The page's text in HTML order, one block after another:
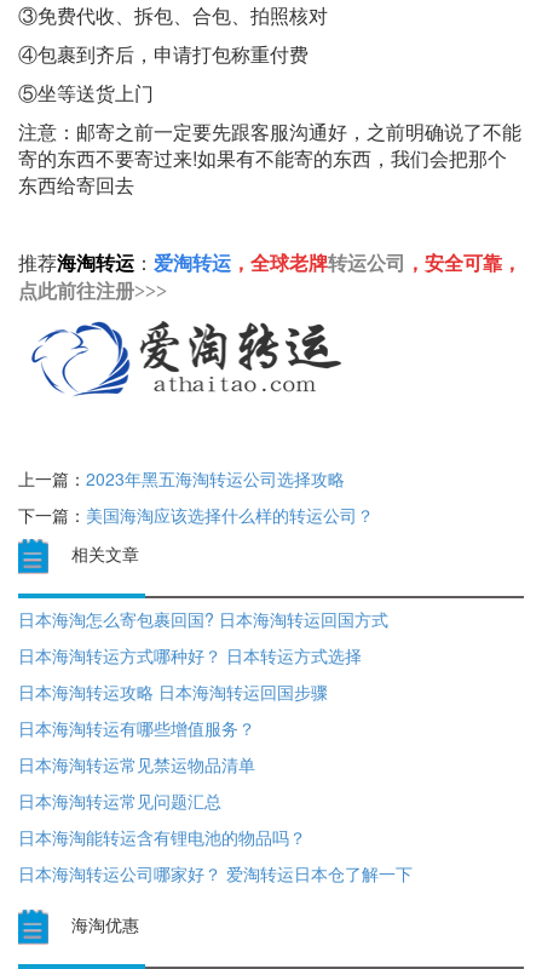
③免费代收、拆包、合包、拍照核对
④包裹到齐后，申请打包称重付费
⑤坐等送货上门
注意：邮寄之前一定要先跟客服沟通好，之前明确说了不能
寄的东西不要寄过来!如果有不能寄的东西，我们会把那个
东西给寄回去
推荐海淘转运 ： 爱淘转运 ，全球老牌转运公司 ，安全可靠，
点此前往注册>>>
上一篇： 2023年黑五海淘转运公司选择攻略
下一篇： 美国海淘应该选择什么样的转运公司？
相关文章
日本海淘怎么寄包裹回国? 日本海淘转运回国方式
日本海淘转运方式哪种好？ 日本转运方式选择
日本海淘转运攻略 日本海淘转运回国步骤
日本海淘转运有哪些增值服务？
日本海淘转运常见禁运物品清单
日本海淘转运常见问题汇总
日本海淘能转运含有锂电池的物品吗？
日本海淘转运公司哪家好？ 爱淘转运日本仓了解一下
海淘优惠